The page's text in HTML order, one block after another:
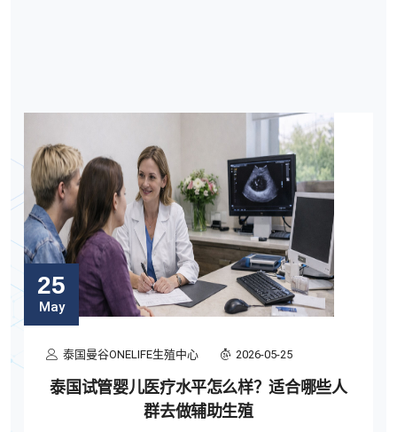
25
May
泰国曼谷ONELIFE生殖中心 2026-05-25
泰国试管婴儿医疗水平怎么样？适合哪些人
群去做辅助生殖